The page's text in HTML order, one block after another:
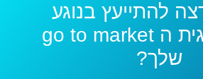
להתייעץ בנוגע
לאסטרטגית ה go to market
שלך?